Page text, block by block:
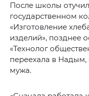
После школы
государственном
«Изготовление
изделий», позднее
«Технолог
переехала в Надым,
мужа.